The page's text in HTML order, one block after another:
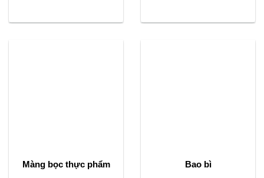
Màng bọc thực phẩm Bao bì